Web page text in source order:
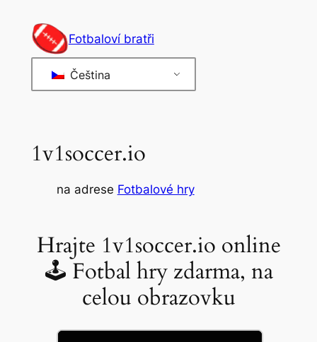
obsah
Fotbaloví bratři
Čeština
1v1soccer.io
na adrese Fotbalové hry
Hrajte 1v1soccer.io online
🕹 Fotbal hry zdarma, na
celou obrazovku